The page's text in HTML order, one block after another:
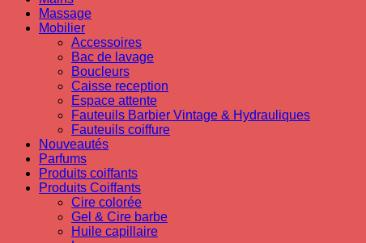
Massage
Mobilier
Accessoires
Bac de lavage
Boucleurs
Caisse reception
Espace attente
Fauteuils Barbier Vintage & Hydrauliques
Fauteuils coiffure
Nouveautés
Parfums
Produits coiffants
Produits Coiffants
Cire colorée
Gel & Cire barbe
Huile capillaire